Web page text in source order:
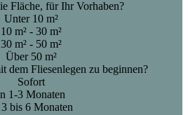
Fläche, für Ihr Vorhaben?
Unter 10 m²
10 m² - 30 m²
30 m² - 50 m²
Über 50 m²
dem Fliesenlegen zu beginnen?
Sofort
1-3 Monaten
bis 6 Monaten